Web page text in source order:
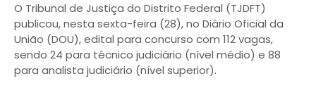
O Tribunal de Justiça do Distrito Federal (TJDFT)
publicou, nesta sexta-feira (28), no Diário Oficial da
União (DOU), edital para concurso com 112 vagas,
sendo 24 para técnico judiciário (nível médio) e 88
para analista judiciário (nível superior).